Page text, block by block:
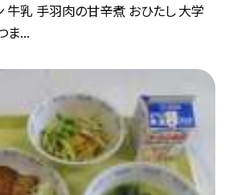
牛乳 手羽肉の甘辛煮 おひたし 大学
ま...